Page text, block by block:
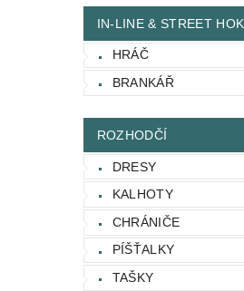
IN-LINE & STREET
HRÁČ
BRANKÁŘ
ROZHODČÍ
DRESY
KALHOTY
CHRÁNIČE
PÍŠŤALKY
TAŠKY